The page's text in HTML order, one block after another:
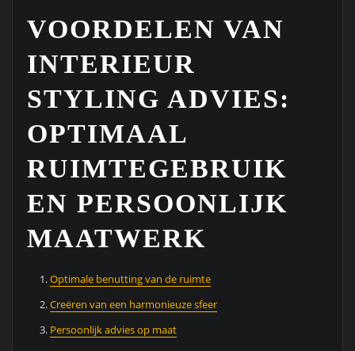
VOORDELEN VAN
INTERIEUR
STYLING ADVIES:
OPTIMAAL
RUIMTEGEBRUIK
EN PERSOONLIJK
MAATWERK
Optimale benutting van de ruimte
Creëren van een harmonieuze sfeer
Persoonlijk advies op maat